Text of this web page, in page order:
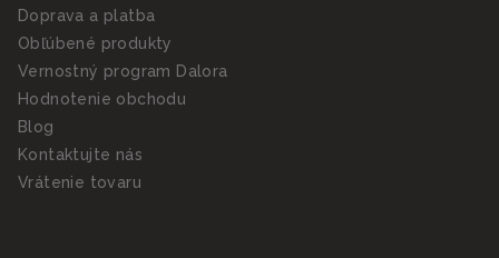
Doprava a platba
Obľúbené produkty
Vernostný program Dalora
Hodnotenie obchodu
Blog
Kontaktujte nás
Vrátenie tovaru